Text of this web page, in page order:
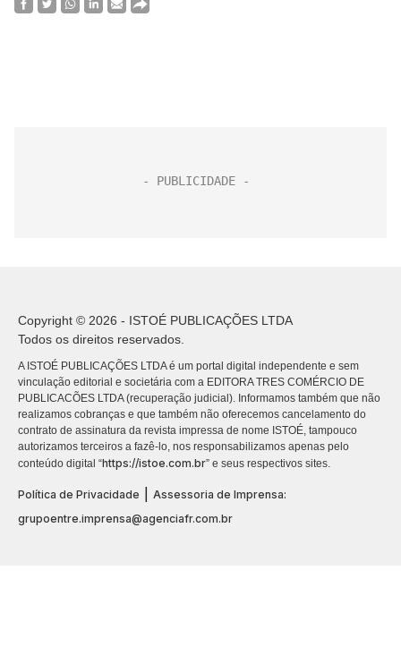
Copyright © 2026 - ISTOÉ PUBLICAÇÕES LTDA
Todos os direitos reservados.
A ISTOÉ PUBLICAÇÕES LTDA é um portal digital independente e sem
vinculação editorial e societária com a EDITORA TRES COMÉRCIO DE
PUBLICACÕES LTDA (recuperação judicial). Informamos também que não
realizamos cobranças e que também não oferecemos cancelamento do
contrato de assinatura da revista impressa de nome ISTOÉ, tampouco
autorizamos terceiros a fazê-lo, nos responsabilizamos apenas pelo
conteúdo digital “https://istoe.com.br” e seus respectivos sites.
Política de Privacidade
Assessoria de Imprensa:
grupoentre.imprensa@agenciafr.com.br